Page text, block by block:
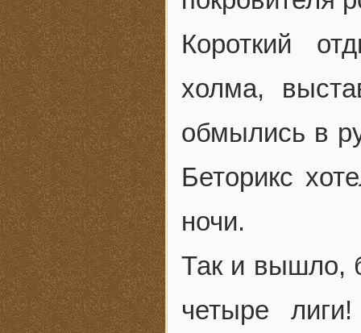
Короткий
холма,
обмылись в
Беторикс
ночи.
Так и вышло,
четыре